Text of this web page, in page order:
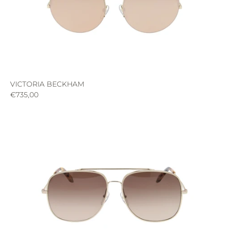
PROFIL
VICTORIA BECKHAM
€735,00